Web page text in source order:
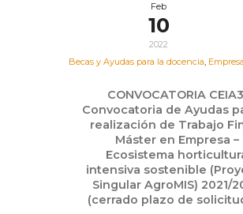
Feb
10
2022
Becas y Ayudas para la docencia,
CONVOCATORIA
Convocatoria de Ayudas
realización de Trabajo
Máster en Empresa –
Ecosistema
intensiva sostenible
Singular AgroMIS) 2021/
(cerrado plazo de